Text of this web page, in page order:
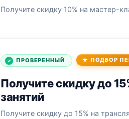
Получите скидку 10% на мастер-
ПРОВЕРЕННЫЙ ПОДБОР
Получите скидку до
занятий
Получите скидку до 15% на